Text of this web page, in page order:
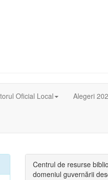
Oficial Local Alegeri
Centrul de resurse
domeniul guvernării